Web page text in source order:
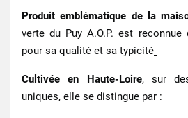
Produit emblématique de la
verte du Puy A.O.P. est reconnue
pour sa qualité et sa typicité
Cultivée en Haute-Loire, sur
uniques, elle se distingue par :